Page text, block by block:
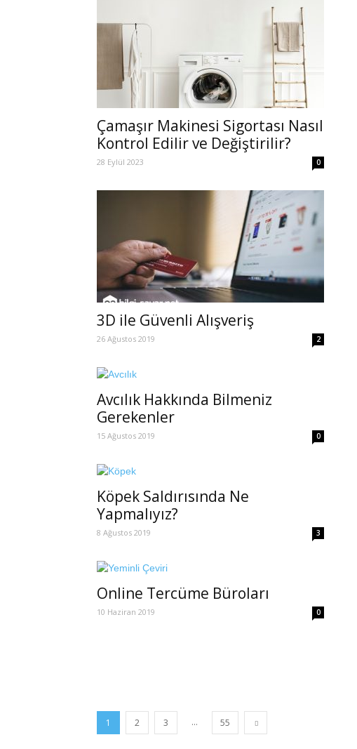
Çamaşır Makinesi Sigortası Nasıl
Kontrol Edilir ve Değiştirilir?
28 Eylül 2023 0
3D ile Güvenli Alışveriş
26 Ağustos 2019 2
Avcılık Hakkında Bilmeniz
Gerekenler
15 Ağustos 2019 0
Köpek Saldırısında Ne
Yapmalıyız?
8 Ağustos 2019 3
Online Tercüme Büroları
10 Haziran 2019 0
1 2 3 ... 55